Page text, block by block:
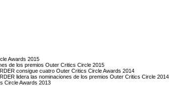
Awards 2015
de los premios Outer Critics Circle 2015
consigue cuatro Outer Critics Circle Awards 2014
lidera las nominaciones de los premios Outer Critics Circle 2014
Circle Awards 2013